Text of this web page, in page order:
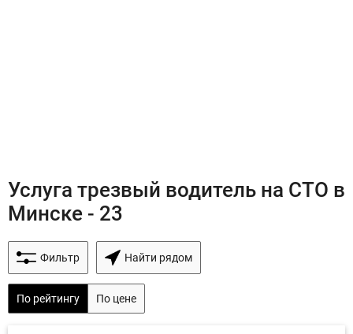
Услуга трезвый водитель на СТО в
Минске - 23
Фильтр Найти рядом
По рейтингу По цене